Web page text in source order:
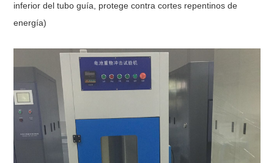
inferior del tubo guía, protege contra cortes repentinos de
energía)